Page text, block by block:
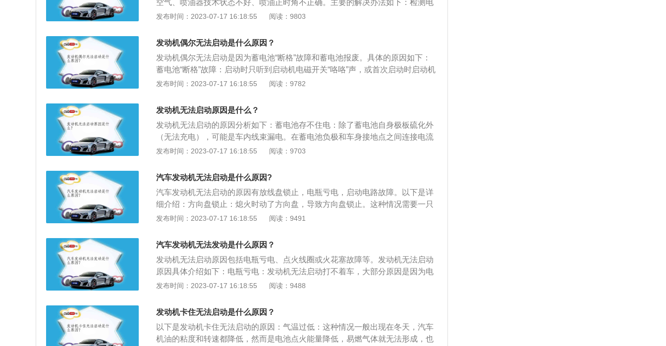
空气、喷油器技术状态不好、喷油正时角不正确。主要的解决办法如下：检测电
路：先检测发动机启动系统中的电路。从最基本的组成形式来看，启动系统的电
缆等。当然，除此之外，点火开关、启动机继电器或电磁线圈，还有车载防盗系
统等，也同样是启动系统的重要组成部分。检测燃油系统：燃油系统的诊断可以
分为两部分：燃油供给系统的诊断和喷油器电路系统的诊断。燃油供给系统可以
通过测量燃油的流量和压力进行检测。测量燃油流量的最好办法，是在燃油供给
管路中带负载时检测管路。
发布时间：2023-07-17 16:18:55 阅读：9803
发动机偶尔无法启动是什么原因？
发动机偶尔无法启动是因为蓄电池“断格”故障和蓄电池报废。具体的原因如下：
蓄电池“断格”故障：启动时只听到启动机电磁开关“咯咯”声，或首次启动时启动机
带动曲轴缓转几下，继而出现启动电磁开关发出异响，但曲轴却不转动。此现象
较长或第二天启动时却只能使曲轴转一下。此现象属于蓄电池自放电严重，其极
板、隔板严重老化，说明该蓄电池已经接近报废。
发布时间：2023-07-17 16:18:55 阅读：9782
发动机无法启动原因是什么？
发动机无法启动的原因分析如下：蓄电池存不住电：除了蓄电池自身极板硫化外
（无法充电），可能是车内线束漏电。在蓄电池负极和车身接地点之间连接电流
表，然后逐个拔下熔丝，若拔下某个熔丝后不再放电，则说明该熔丝负责的电路
次启动后无法启动，而火花塞电极又非常干净，可能是冷却液温度传感器短路，
造成混合气过稀。燃油泵继电器触点烧蚀或焊点接触不良：在继电器触点烧蚀
后，控制系统必须加大电流才能保证继电器继续工作，加大电流会使继电器工作
温度过高，到一定程度后会导致磁性丢失，开关触点不能吸合，因电流过大而使
继电器触点自动断开，造成该继电器负责的电路没有电。通过外观检查继电器触
发布时间：2023-07-17 16:18:55 阅读：9703
汽车发动机无法启动是什么原因?
汽车发动机无法启动的原因有放线盘锁止，电瓶亏电，启动电路故障。以下是详
细介绍：方向盘锁止：熄火时动了方向盘，导致方向盘锁止。这种情况需要一只
手一拉一下方向盘，另一只手同时转动钥匙即可。电瓶亏电：检查是否亏电引
找另外一台车搭电。启动电路故障：启动时只有轻微的声音，再无任何反应，这
是启动继电器发卡所致。
发布时间：2023-07-17 16:18:55 阅读：9491
汽车发动机无法发动是什么原因？
发动机无法启动原因包括电瓶亏电、点火线圈或火花塞故障等。发动机无法启动
原因具体介绍如下：电瓶亏电：发动机无法启动打不着车，大部分原因是因为电
瓶亏电，电瓶上一般都会有指示电瓶状态说明，车主可以查看是否没电。点火线
进行放电点火，如果点火线圈或火花塞出现故障，则可能会导致发动机启动困难
或无法启动情况，这时更换点火线圈及火花塞即可。
发布时间：2023-07-17 16:18:55 阅读：9488
发动机卡住无法启动是什么原因？
以下是发动机卡住无法启动的原因：气温过低：这种情况一般出现在冬天，汽车
机油的粘度和转速都降低，然而是电池点火能量降低，易燃气体就无法形成，也